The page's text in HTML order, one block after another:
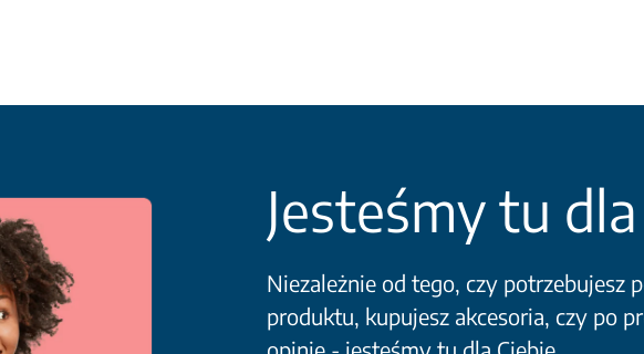
Jesteśmy tu
Niezależnie od tego, czy potrzebujesz
produktu, kupujesz akcesoria, czy po